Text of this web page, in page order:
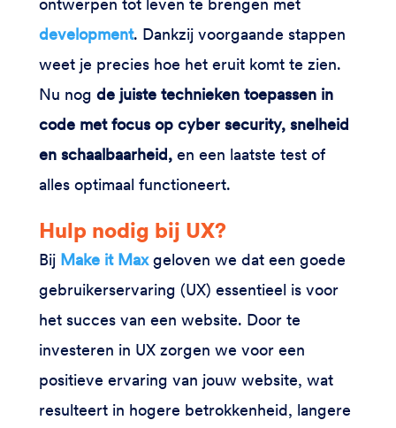
development. Dankzij voorgaande stappen
weet je precies hoe het eruit komt te zien.
Nu nog de juiste technieken toepassen in
code met focus op cyber security, snelheid
en schaalbaarheid, en een laatste test of
alles optimaal functioneert.
Hulp nodig bij UX?
Bij Make it Maxgeloven we dat een goede
gebruikerservaring (UX) essentieel is voor
het succes van een website. Door te
investeren in UX zorgen we voor een
positieve ervaring van jouw website, wat
resulteert in hogere betrokkenheid, langere